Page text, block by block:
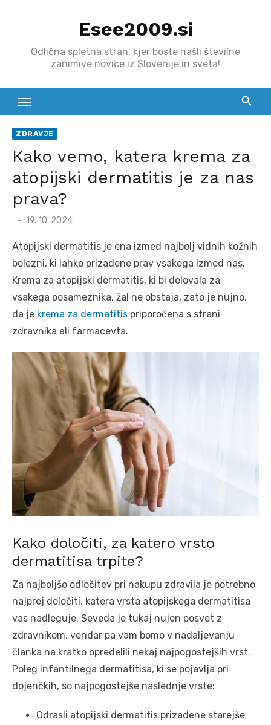
Esee2009.si
Odlična spletna stran, kjer boste našli številne
zanimive novice iz Slovenije in sveta!
ZDRAVJE
Kako vemo, katera krema za
atopijski dermatitis je za nas
prava?
Posted
19. 10. 2024
Atopijski dermatitis je ena izmed najbolj vidnih kožnih
bolezni, ki lahko prizadene prav vsakega izmed nas.
Krema za atopijski dermatitis, ki bi delovala za
vsakega posameznika, žal ne obstaja, zato je nujno,
da je krema za dermatitis priporočena s strani
zdravnika ali farmacevta.
Kako določiti, za katero vrsto
dermatitisa trpite?
Za najboljšo odločitev pri nakupu zdravila je potrebno
najprej določiti, katera vrsta atopijskega dermatitisa
vas nadleguje. Seveda je tukaj nujen posvet z
zdravnikom, vendar pa vam bomo v nadaljevanju
članka na kratko opredelili nekaj najpogostejših vrst.
Poleg infantilnega dermatitisa, ki se pojavlja pri
dojenčkih, so najpogostejše naslednje vrste:
Odrasli atopijski dermatitis prizadene starejše